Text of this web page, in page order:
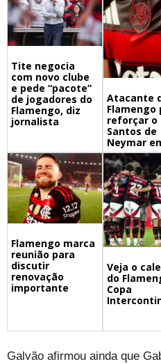
Tite negocia
com novo clube
e pede “pacote”
de jogadores do
Flamengo, diz
jornalista
Atacante
Flamengo
reforçar o
Santos de
Neymar
Flamengo marca
reunião para
discutir
renovação
importante
Veja o
do
Copa
Galvão afirmou ainda que